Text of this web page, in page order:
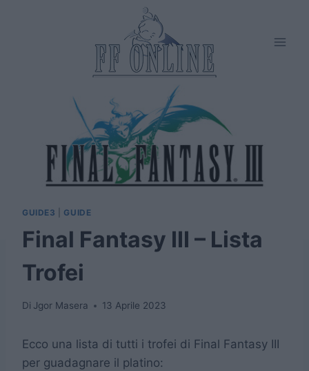
GUIDE3 GUIDE
Final Fantasy III – Lista
Trofei
Di Jgor Masera 13 Aprile 2023
Ecco una lista di tutti i trofei di Final Fantasy III
per guadagnare il platino: